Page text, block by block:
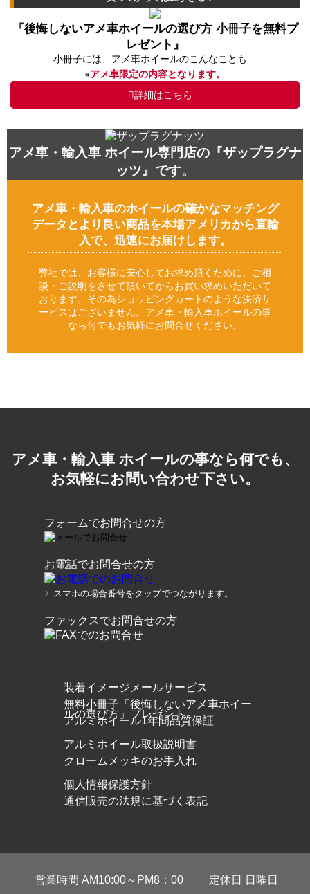
『後悔しないアメ車ホイールの選び方 小冊子を無料プ
レゼント』
小冊子には、アメ車ホイールのこんなことも…
※アメ車限定の内容となります。
詳細はこちら
アメ車・輸入車 ホイール専門店の『ザップラグナ
ッツ』です。
アメ車・輸入車のホイールの確かなマッチング
データとより良い商品を本場アメリカから直輸
入で、迅速にお届けします。
弊社では、お客様に安心してお求め頂くために、ご相
談・ご説明をさせて頂いてからお買い求めいただいて
おります。その為ショッピングカートのような決済サ
ービスはございません。アメ車・輸入車ホイールの事
なら何でもお気軽にお問合せください。
アメ車・輸入車 ホイールの事なら何でも、
お気軽にお問い合わせ下さい。
フォームでお問合せの方
お電話でお問合せの方
〉スマホの場合番号をタップでつながります。
ファックスでお問合せの方
装着イメージメールサービス
無料小冊子「後悔しないアメ車ホイー
ルの選び方」プレゼント
アルミホイール1年間品質保証
アルミホイール取扱説明書
クロームメッキのお手入れ
個人情報保護方針
通信販売の法規に基づく表記
営業時間 AM10:00～PM8：00 定休日 日曜日